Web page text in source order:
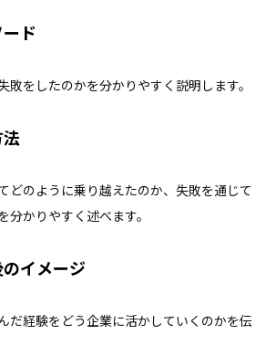
ド
敗をしたのかを分かりやすく説明します。
どのように乗り越えたのか、失敗を通じて
分かりやすく述べます。
イメージ
だ経験をどう企業に活かしていくのかを伝